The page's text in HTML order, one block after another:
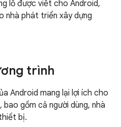
lồ được viết cho Android,
nhà phát triển xây dựng
trình
Android mang lại lợi ích cho
gồm cả người dùng, nhà
bị.